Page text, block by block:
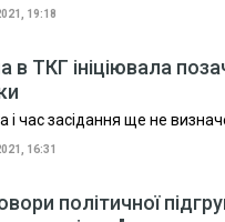
19:18
в ТКГ ініціювала
і час засідання ще не
16:31
політичної